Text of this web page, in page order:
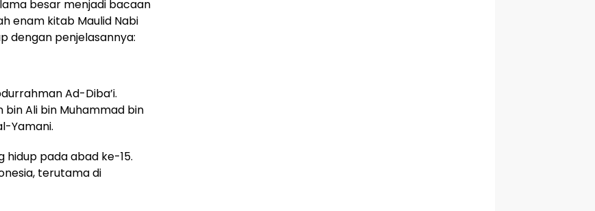
besar menjadi bacaan
enam kitab Maulid Nabi
dengan penjelasannya:
Ad-Diba’i.
Ali bin Muhammad bin
Yamani.
hidup pada abad ke-15.
terutama di